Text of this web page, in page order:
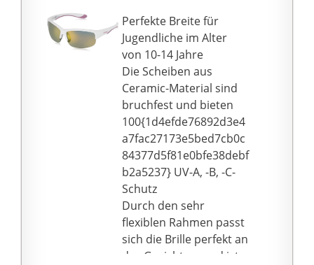
Perfekte Breite für
Jugendliche im Alter
von 10-14 Jahre
Die Scheiben aus
Ceramic-Material sind
bruchfest und bieten
100{1d4efde76892d3e4
a7fac27173e5bed7cb0c
84377d5f81e0bfe38debf
b2a5237} UV-A, -B, -C-
Schutz
Durch den sehr
flexiblen Rahmen passt
sich die Brille perfekt an
das Gesicht an und ist